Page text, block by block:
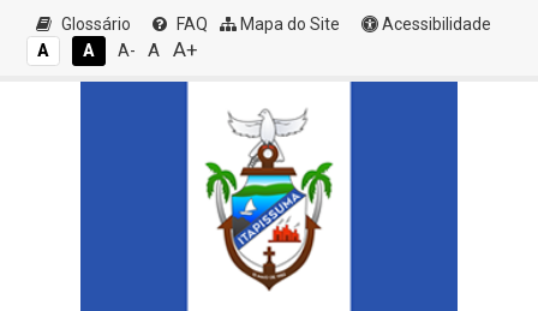
Glossário FAQ Mapa do Site
Acessibilidade
A
A A- A A+